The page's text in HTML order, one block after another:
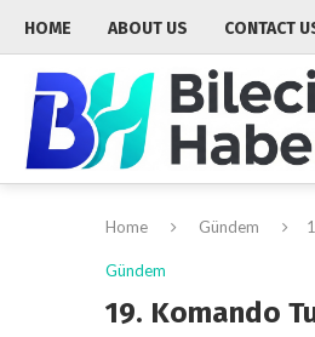
HOME ABOUT US CONTACT
Home Gündem
Gündem
19. Komando